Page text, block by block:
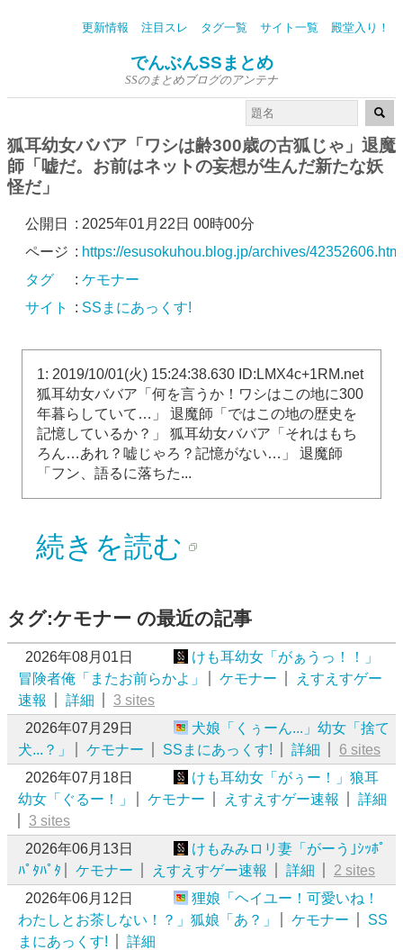
更新情報 注目スレ タグ一覧 サイト一覧 殿堂入り！
でんぶんSSまとめ
SSのまとめブログのアンテナ
狐耳幼女ババア「ワシは齢300歳の古狐じゃ」退魔
師「嘘だ。お前はネットの妄想が生んだ新たな妖
怪だ」
公開日 : 2025年01月22日 00時00分
ページ : https://esusokuhou.blog.jp/archives/
タグ
: ケモナー
サイト
: SSまにあっくす!
1: 2019/10/01(火) 15:24:38.630 ID:LMX4c+1RM.net
狐耳幼女ババア「何を言うか！ワシはこの地に300
年暮らしていて…」 退魔師「ではこの地の歴史を
記憶しているか？」 狐耳幼女ババア「それはもち
ろん…あれ？嘘じゃろ？記憶がない…」 退魔師
「フン、語るに落ちた...
続きを読む
タグ:ケモナー の最近の記事
2026年08月01日
けも耳幼女「がぁうっ！！」
冒険者俺「またお前らかよ」
ケモナー
えすえすゲー
速報
詳細
3 sites
2026年07月29日
犬娘「くぅーん...」幼女「捨て
犬...？」
ケモナー SSまにあっくす! 詳細
6 sites
2026年07月18日
けも耳幼女「がぅー！」狼耳
幼女「ぐるー！」
ケモナー えすえすゲー速報
詳細
3 sites
2026年06月13日
けもみみロリ妻「がーう｣ｼｯﾎﾟ
ﾊﾟﾀﾊﾟﾀ
ケモナー えすえすゲー速報 詳細
2 sites
2026年06月12日
狸娘「ヘイユー！可愛いね！
わたしとお茶しない！？」狐娘「あ？」
ケモナー
SS
まにあっくす!
詳細